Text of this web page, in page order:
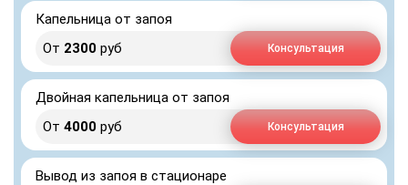
Капельница от запоя
От 2300 руб Консультация
Двойная капельница от запоя
От 4000 руб Консультация
Вывод из запоя в стационаре